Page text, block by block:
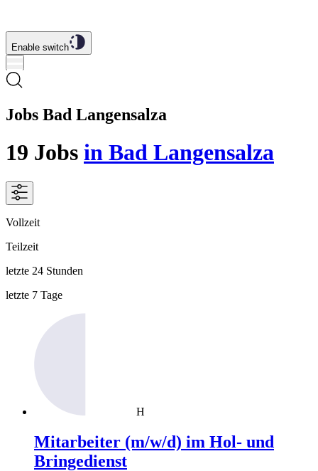
Enable switch
Jobs Bad Langensalza
19 Jobs in Bad Langensalza
Vollzeit
Teilzeit
letzte 24 Stunden
letzte 7 Tage
H
Mitarbeiter (m/w/d) im Hol- und
Bringedienst